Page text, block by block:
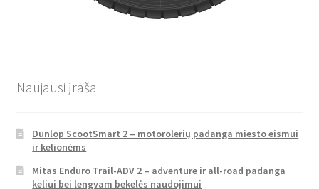
Naujausi įrašai
Dunlop ScootSmart 2 – motorolerių padanga miesto eismui
ir kelionėms
Mitas Enduro Trail-ADV 2 – adventure ir all-road padanga
keliui bei lengvam bekelės naudojimui